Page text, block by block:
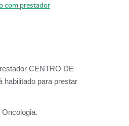
com prestador
CENTRO DE
habilitado para prestar